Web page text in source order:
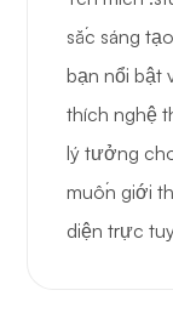
sắc sáng
bạn nổi bật
thích nghệ
lý tưởng
muốn giới
diện trực